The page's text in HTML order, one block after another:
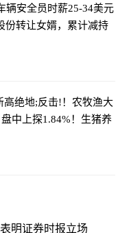
辆安全员时薪25-34美元
份转让女婿，累计减持
高绝地;反击!！农牧渔大
中上探1.84%！生猪养
明证券时报立场